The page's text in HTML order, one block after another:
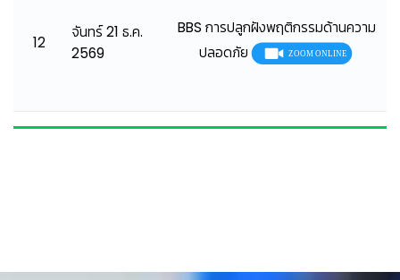
12
จันทร์ 21 ธ.ค.
2569
BBS การปลูกฝังพฤติกรรมด้านความ
ปลอดภัย